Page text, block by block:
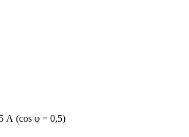
А (cos φ = 0,5)